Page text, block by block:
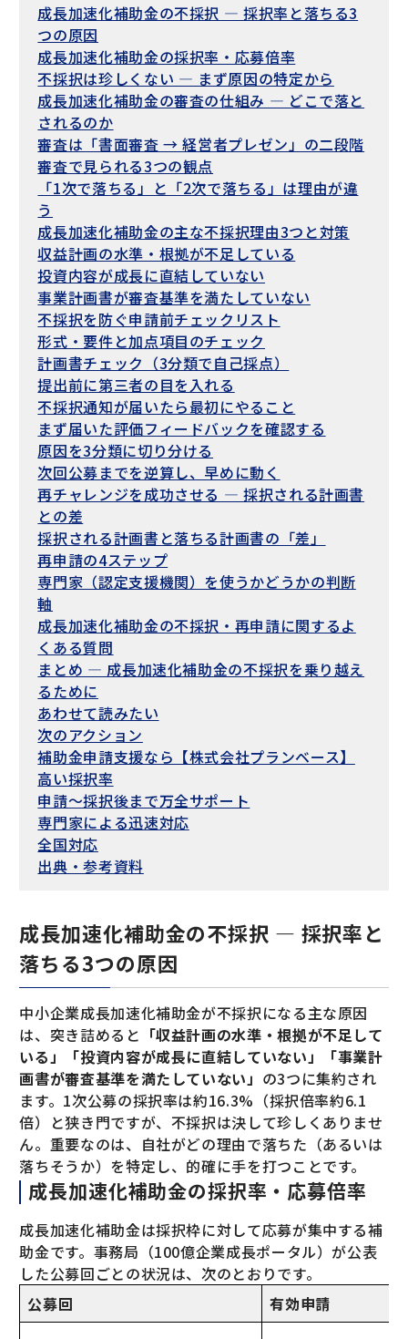
成長加速化補助金の不採択 — 採択率と落ちる3
つの原因
成長加速化補助金の採択率・応募倍率
不採択は珍しくない — まず原因の特定から
成長加速化補助金の審査の仕組み — どこで落と
されるのか
審査は「書面審査 → 経営者プレゼン」の二段階
審査で見られる3つの観点
「1次で落ちる」と「2次で落ちる」は理由が違
う
成長加速化補助金の主な不採択理由3つと対策
収益計画の水準・根拠が不足している
投資内容が成長に直結していない
事業計画書が審査基準を満たしていない
不採択を防ぐ申請前チェックリスト
形式・要件と加点項目のチェック
計画書チェック（3分類で自己採点）
提出前に第三者の目を入れる
不採択通知が届いたら最初にやること
まず届いた評価フィードバックを確認する
原因を3分類に切り分ける
次回公募までを逆算し、早めに動く
再チャレンジを成功させる — 採択される計画書
との差
採択される計画書と落ちる計画書の「差」
再申請の4ステップ
専門家（認定支援機関）を使うかどうかの判断
軸
成長加速化補助金の不採択・再申請に関するよ
くある質問
まとめ — 成長加速化補助金の不採択を乗り越え
るために
あわせて読みたい
次のアクション
補助金申請支援なら【株式会社プランベース】
高い採択率
申請〜採択後まで万全サポート
専門家による迅速対応
全国対応
出典・参考資料
成長加速化補助金の不採択 — 採択率と
落ちる3つの原因
中小企業成長加速化補助金が不採択になる主な原因
は、突き詰めると 「収益計画の水準・根拠が不足して
いる」「投資内容が成長に直結していない」「事業計
画書が審査基準を満たしていない」 の3つに集約され
ます。1次公募の採択率は約16.3%（採択倍率約6.1
倍）と狭き門ですが、不採択は決して珍しくありませ
ん。重要なのは、自社がどの理由で落ちた（あるいは
落ちそうか）を特定し、的確に手を打つことです。
成長加速化補助金の採択率・応募倍率
成長加速化補助金は採択枠に対して応募が集中する補
助金です。事務局（100億企業成長ポータル）が公表
した公募回ごとの状況は、次のとおりです。
公募回
有効申請